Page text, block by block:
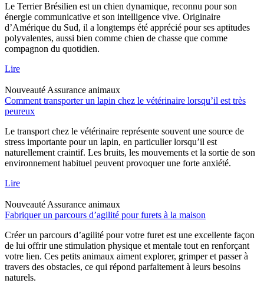
Le Terrier Brésilien est un chien dynamique, reconnu pour son
énergie communicative et son intelligence vive. Originaire
d’Amérique du Sud, il a longtemps été apprécié pour ses aptitudes
polyvalentes, aussi bien comme chien de chasse que comme
compagnon du quotidien.
Lire
Nouveauté Assurance animaux
Comment transporter un lapin chez le vétérinaire lorsqu’il est très
peureux
Le transport chez le vétérinaire représente souvent une source de
stress importante pour un lapin, en particulier lorsqu’il est
naturellement craintif. Les bruits, les mouvements et la sortie de son
environnement habituel peuvent provoquer une forte anxiété.
Lire
Nouveauté Assurance animaux
Fabriquer un parcours d’agilité pour furets à la maison
Créer un parcours d’agilité pour votre furet est une excellente façon
de lui offrir une stimulation physique et mentale tout en renforçant
votre lien. Ces petits animaux aiment explorer, grimper et passer à
travers des obstacles, ce qui répond parfaitement à leurs besoins
naturels.